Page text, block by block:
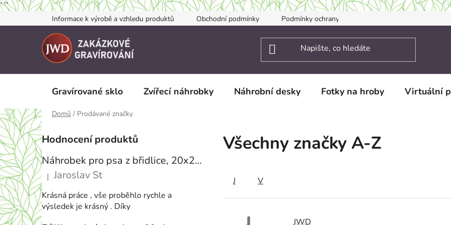
```
na
Informace k výrobě a vzhledu produktů Obchodní podmínky Podmínky ochrany osobních údajů
Gravírované sklo Zvířecí náhrobky Náhrobní desky Fotky na hroby Virtuální
Domů / Prodávané značky
P
o
s
t
r
a
n
n
Hodnocení produktů
Náhrobek pro psa z břidlice, 20x20, S FOTKOU
Hodnocení produktu je 5 z 5 hvězdiček.
| Jaroslav St
Krásná práce , vše proběhlo rychle a
výsledek je krásný . Díky
Všechny značky A-Z
J V
JWD